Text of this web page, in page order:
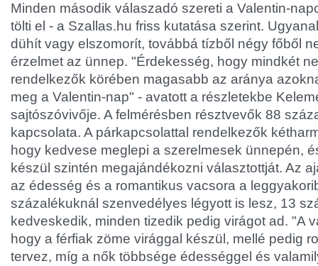
Minden második válaszadó szereti a Valentin-
tölti el - a Szallas.hu friss kutatása szerint.
dühít vagy elszomorít, továbbá tízből négy főből
érzelmet az ünnep. "Érdekesség, hogy mindkét
rendelkezők körében magasabb az aránya
meg a Valentin-nap" - avatott a részletekbe
sajtószóvivője. A felmérésben résztvevők 88
kapcsolata. A párkapcsolattal rendelkezők
hogy kedvese meglepi a szerelmesek ünnepén,
készül szintén megajándékozni választottját. Az
az édesség és a romantikus vacsora a
százalékuknál szenvedélyes légyott is lesz, 13
kedveskedik, minden tizedik pedig virágot ad. "A
hogy a férfiak zöme virággal készül, mellé pedig
tervez, míg a nők többsége édességgel és